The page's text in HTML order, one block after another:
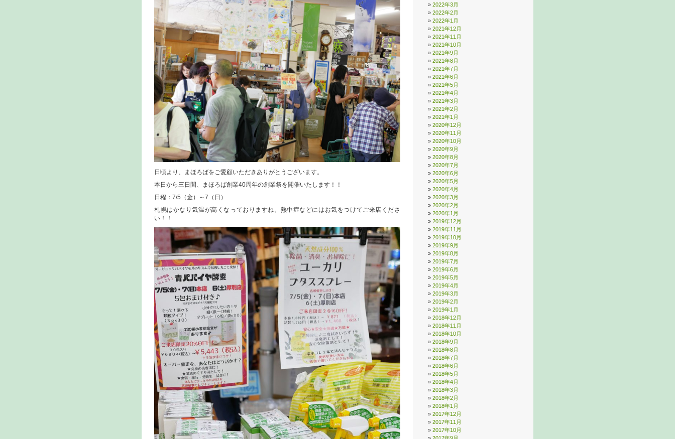
日頃より、まほろばをご愛顧いただきありがとうございます。
本日から三日間、まほろば創業40周年の創業祭を開催いたします！！
日程：7/5（金）～7（日）
札幌はかなり気温が高くなっておりますね。熱中症などにはお気をつけてご来店くださ
い！！
2022年3月
2022年2月
2022年1月
2021年12月
2021年11月
2021年10月
2021年9月
2021年8月
2021年7月
2021年6月
2021年5月
2021年4月
2021年3月
2021年2月
2021年1月
2020年12月
2020年11月
2020年10月
2020年9月
2020年8月
2020年7月
2020年6月
2020年5月
2020年4月
2020年3月
2020年2月
2020年1月
2019年12月
2019年11月
2019年10月
2019年9月
2019年8月
2019年7月
2019年6月
2019年5月
2019年4月
2019年3月
2019年2月
2019年1月
2018年12月
2018年11月
2018年10月
2018年9月
2018年8月
2018年7月
2018年6月
2018年5月
2018年4月
2018年3月
2018年2月
2018年1月
2017年12月
2017年11月
2017年10月